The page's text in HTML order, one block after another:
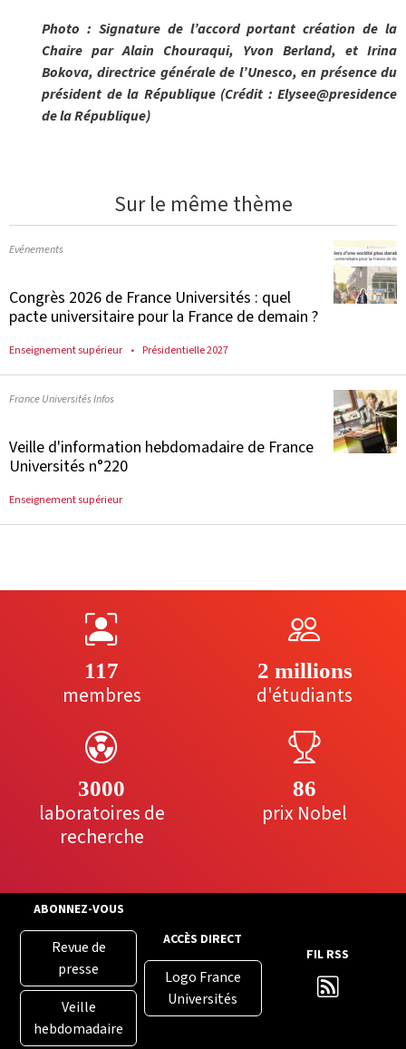
Photo : Signature de l’accord portant création de la
Chaire par Alain Chouraqui, Yvon Berland, et Irina
Bokova, directrice générale de l’Unesco, en présence du
président de la République (Crédit : Elysee@presidence
de la République)
Sur le même thème
Evénements
Congrès 2026 de France Universités : quel
pacte universitaire pour la France de demain ?
Enseignement supérieur Présidentielle 2027
France Universités Infos
Veille d'information hebdomadaire de France
Universités n°220
Enseignement supérieur
117
membres
2 millions
d'étudiants
3000
laboratoires de
recherche
86
prix Nobel
ABONNEZ-VOUS
Revue de
presse
Veille
hebdomadaire
ACCÈS DIRECT
Logo France
Universités
FIL RSS